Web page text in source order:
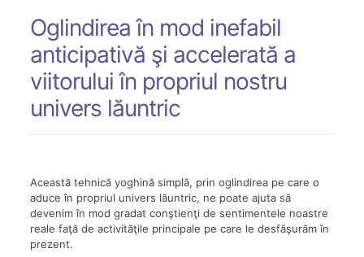
Oglindirea în mod inefabil
anticipativă şi accelerată a
viitorului în propriul nostru
univers lăuntric
Această tehnică yoghină simplă, prin oglindirea pe care o
aduce în propriul univers lăuntric, ne poate ajuta să
devenim în mod gradat conştienţi de sentimentele noastre
reale faţă de activităţile principale pe care le desfăşurăm în
prezent.